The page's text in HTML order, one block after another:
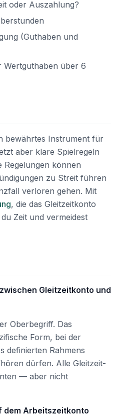
oder Auszahlung?
(Guthaben und
über 6
bewährtes Instrument für
aber klare Spielregeln
Regelungen können
zu Streit führen
verloren gehen. Mit
, die das Gleitzeitkonto
Zeit und vermeidest
Gleitzeitkonto und
Oberbegriff. Das
Form, bei der
definierten Rahmens
dürfen. Alle Gleitzeit-
— aber nicht
dem Arbeitszeitkonto